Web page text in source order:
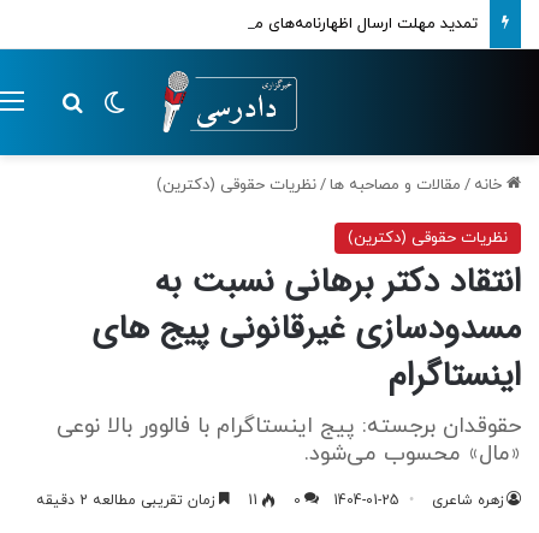
تمدید مهلت ارسال اظهارنامه‌های مالیاتی تا پایان تابستان 1405
تغییر پوسته
خانه / مقالات و مصاحبه ها /نظریات حقوقی (دکترین)
نظریات حقوقی (دکترین)
انتقاد دکتر برهانی نسبت به
مسدودسازی غیرقانونی پیج های
اینستاگرام
حقوقدان برجسته: پیج اینستاگرام با فالوور بالا نوعی
«مال» محسوب می‌شود.
زهره شاعری 1404-01-25
0
11 زمان تقریبی مطالعه 2 دقیقه